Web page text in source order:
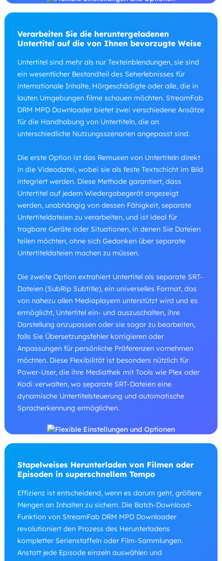
Verarbeiten Sie die heruntergeladenen
Untertitel auf die von Ihnen bevorzugte Weise
Untertitel sind mehr als nur Texteinblendungen, sie sind
ein wesentlicher Bestandteil des Seherlebnisses für
internationale Inhalte, Hörgeschädigte oder alle, die in
lauten Umgebungen filme schauen möchten. StreamFab
DRM MPD Downloader bietet zwei verschiedene Ansätze
für die Handhabung von Untertiteln, die an
unterschiedliche Nutzungsszenarien angepasst sind.
Die erste Option ist das Remuxen von Untertiteln direkt
in die Videodatei, wobei sie als feste Textschicht im Bild
integriert werden. Diese Methode garantiert, dass
Untertitel auf jedem Wiedergabegerät angezeigt
werden, unabhängig von dessen Fähigkeit, separate
Untertiteldateien zu verarbeiten, und ist ideal für
tragbare Geräte oder Situationen, in denen Sie Dateien
teilen möchten, ohne sich Gedanken über separate
Untertiteldateien machen zu müssen.
Die zweite Option extrahiert Untertitel als separate SRT-
Dateien (SubRip Subtitle), ein universelles Format, das
von nahezu allen Mediaplayern unterstützt wird und es
ermöglicht, Untertitel ein- und auszuschalten, ihre
Darstellung anzupassen oder sie sogar zu bearbeiten,
falls Sie Übersetzungsfehler korrigieren oder
Anpassungen für persönliche Präferenzen vornehmen
möchten. Diese Flexibilität ist besonders nützlich für
Power-User, die ihre Mediathek mit Tools wie Plex oder
Kodi verwalten, wo separate SRT-Dateien eine
dynamische Untertitelsteuerung und automatische
Spracherkennung ermöglichen.
Stapelweises Herunterladen von Filmen oder
Episoden in superschnellem Tempo
Effizienz ist entscheidend, wenn es darum geht, größere
Mengen an Inhalten zu sichern. Die Batch-Download-
Funktion von StreamFab DRM MPD Downloader
revolutioniert den Prozess des Herunterladens
kompletter Serienstaffeln oder Film-Sammlungen.
Anstatt jede Episode einzeln auswählen und